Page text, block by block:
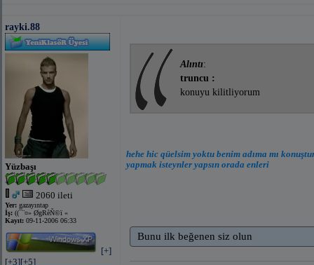
rayki.88
Yüzbaşı
2060 ileti
Yer: gazayıntap
İş: ((¯¨¤» ØgRèÑ©ï «
Kayıt: 09-11-2006 06:33
[+]
[+3][+5]
Alıntı:
truncu :
konuyu kilitliyorum
hehe hic qüelsim yoktu benim adıma mı
yapmak isteynler yapsın orada enleri
Bunu ilk beğenen siz olun